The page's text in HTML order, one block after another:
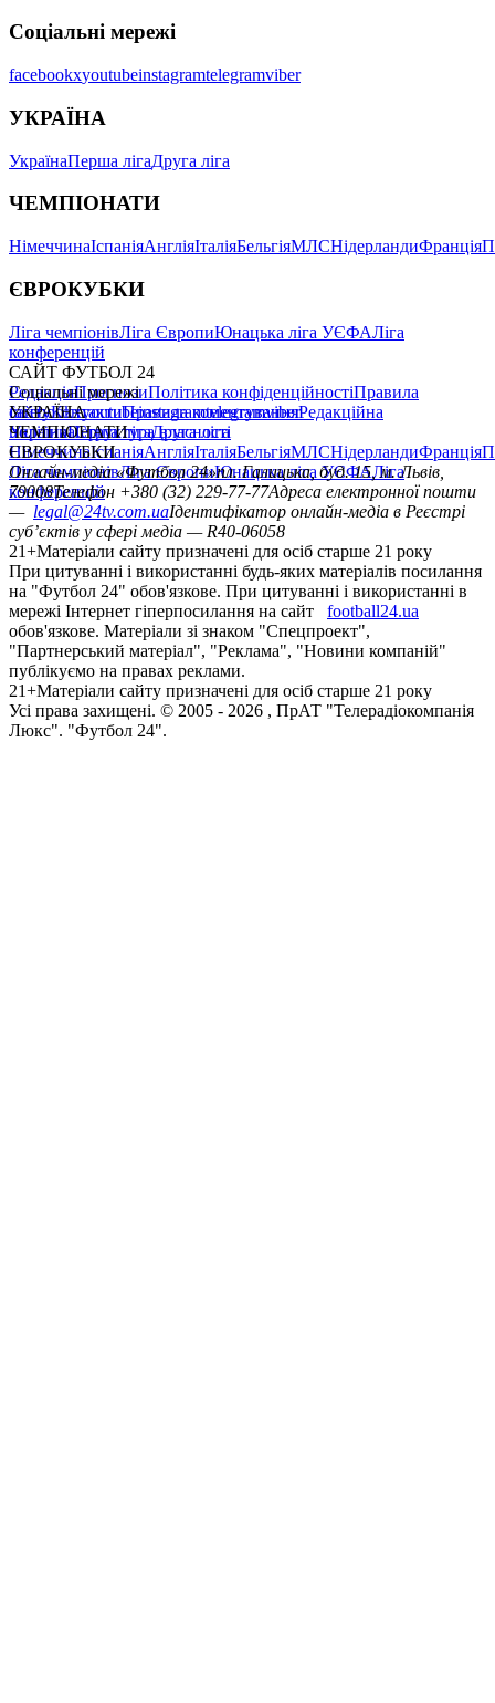
Соціальні мережі
facebookxyoutubeinstagramtelegramviber
УКРАЇНА
УкраїнаПерша лігаДруга ліга
ЧЕМПІОНАТИ
НімеччинаІспаніяАнгліяІталіяБельгіяМЛСНідерландиФранція
ЄВРОКУБКИ
Ліга чемпіонівЛіга ЄвропиЮнацька ліга УЄФАЛіга
конференцій
САЙТ ФУТБОЛ 24
РедакціяПрогнозиПолітика конфіденційностіПравила
сайтуКонтактиПравила коментуванняРедакційна
політикаСтруктура власності
Соціальні мережі
facebookxyoutubeinstagramtelegramviber
УКРАЇНА
УкраїнаПерша лігаДруга ліга
ЧЕМПІОНАТИ
НімеччинаІспаніяАнгліяІталіяБельгіяМЛСНідерландиФранція
ЄВРОКУБКИ
Ліга чемпіонівЛіга ЄвропиЮнацька ліга УЄФАЛіга
конференцій
Онлайн-медіа «Футбол 24»пл. Галицька, буд. 15, м. Львів,
79008Телефон +380 (32) 229-77-77Адреса електронної пошти
— legal@24tv.com.uaІдентифікатор онлайн-медіа в Реєстрі
суб’єктів у сфері медіа — R40-06058
21+Матеріали сайту призначені для осіб старше 21 року
При цитуванні і використанні будь-яких матеріалів посилання
на "Футбол 24" обов'язкове. При цитуванні і використанні в
мережі Інтернет гіперпосилання на сайт
football24.ua
обов'язкове. Матеріали зі знаком "Спецпроект",
"Партнерський матеріал", "Реклама", "Новини компаній"
публікуємо на правах реклами.
21+Матеріали сайту призначені для осіб старше 21 року
Усi права захищенi. © 2005 - 2026 , ПрАТ "Телерадіокомпанія
Люкс". "Футбол 24".